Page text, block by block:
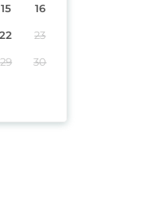
15 16
22 23
29 30